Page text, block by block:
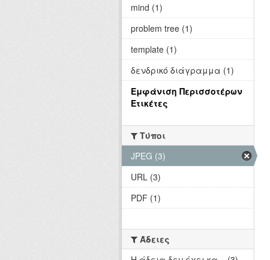
mind (1)
problem tree (1)
template (1)
δενδρικό διάγραμμα (1)
Εμφάνιση Περισσοτέρων
Ετικέτες
Τύποι
JPEG (3)
URL (3)
PDF (1)
Άδειες